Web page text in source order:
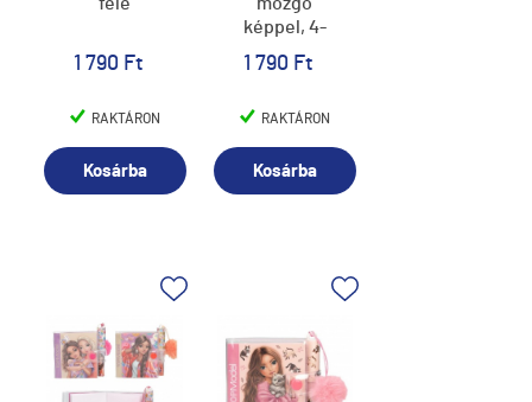
1 790 Ft
RAKTÁRON
Kosárba
képpel, 4-
féle minta
1 790 Ft
RAKTÁRON
Kosárba